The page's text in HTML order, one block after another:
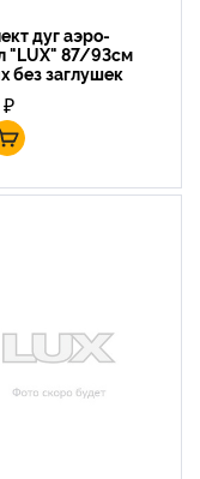
дуг аэро-
"LUX" 87/93см
без заглушек
₽